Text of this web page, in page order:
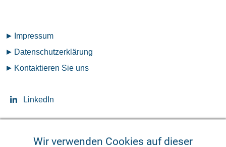
Fußzeilenmenü
Impressum
Datenschutz­erklärung
Kontaktieren Sie uns
LinkedIn
Wir verwenden Cookies auf dieser